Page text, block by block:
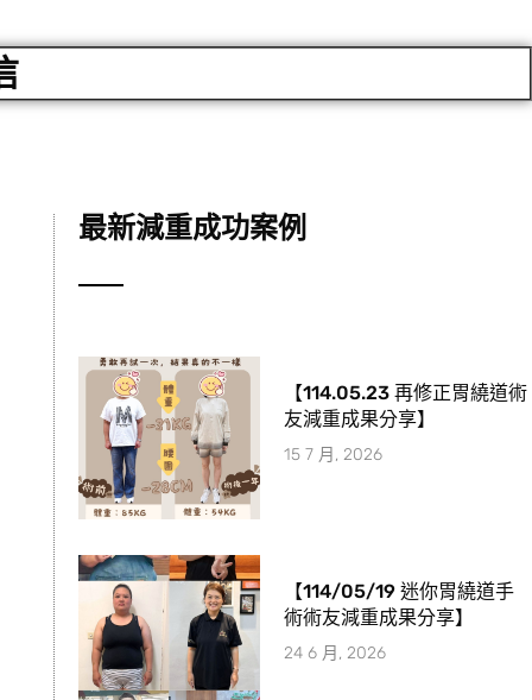
最新減重成功案例
【114.05.23 再修正胃繞道術
友減重成果分享】
15 7 月, 2026
【114/05/19 迷你胃繞道手
術術友減重成果分享】
24 6 月, 2026